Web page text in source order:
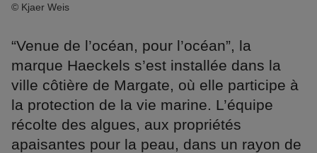
© Kjaer Weis
“Venue de l’océan, pour l’océan”, la
marque Haeckels s’est installée dans la
ville côtière de Margate, où elle participe à
la protection de la vie marine. L’équipe
récolte des algues, aux propriétés
apaisantes pour la peau, dans un rayon de